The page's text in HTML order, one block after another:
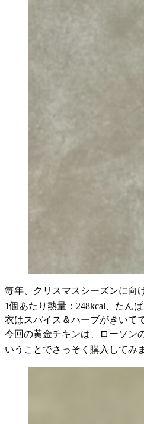
毎年、クリスマスシーズンに向
1個あたり熱量：248kcal、たん
衣はスパイス＆ハーブがきいて
今回の黄金チキンは、ローソン
いうことでさっそく購入してみ